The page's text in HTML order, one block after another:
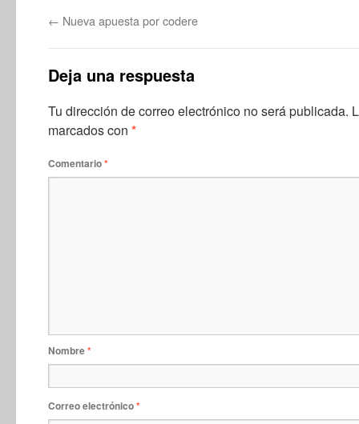
← Nueva apuesta por codere
Deja una respuesta
Tu dirección de correo electrónico no será publicada.
marcados con *
Comentario*
Nombre*
Correo electrónico*